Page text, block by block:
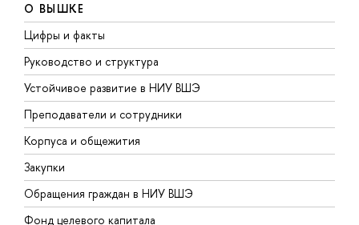
О ВЫШКЕ
Цифры и факты
Руководство и структура
Устойчивое развитие в НИУ ВШЭ
Преподаватели и сотрудники
Корпуса и общежития
Закупки
Обращения граждан в НИУ ВШЭ
Фонд целевого капитала